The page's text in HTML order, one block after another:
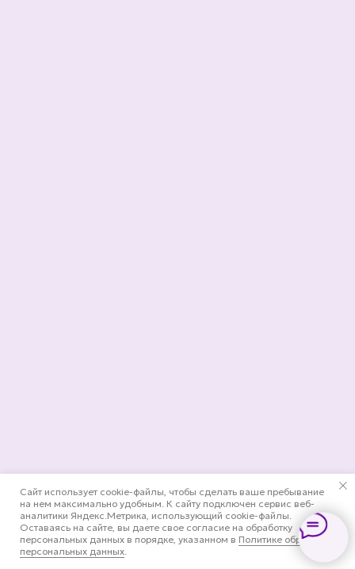
Сайт использует cookie-файлы, чтобы сделать ваше пребывание
на нем максимально удобным. К cайту подключен сервис веб-
аналитики Яндекс.Метрика, использующий cookie-файлы.
Оставаясь на сайте, вы даете свое согласие на обработку
персональных данных в порядке, указанном в Политике обработки
персональных данных.